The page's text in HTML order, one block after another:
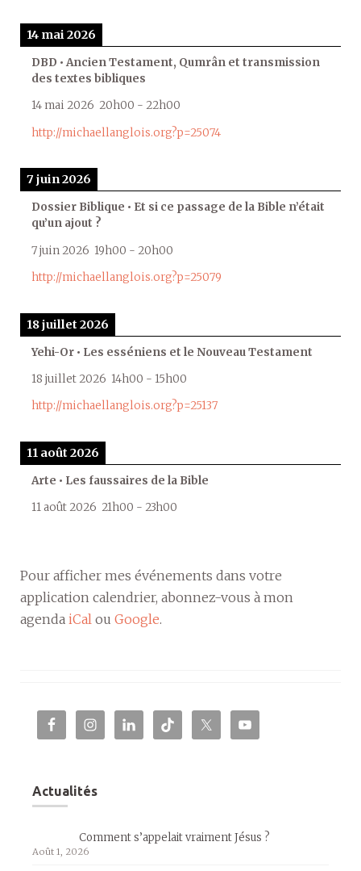
14 mai 2026
DBD • Ancien Testament, Qumrân et transmission
des textes bibliques
14 mai 2026 20h00 - 22h00
http://michaellanglois.org?p=25074
7 juin 2026
Dossier Biblique • Et si ce passage de la Bible n’était
qu’un ajout ?
7 juin 2026 19h00 - 20h00
http://michaellanglois.org?p=25079
18 juillet 2026
Yehi-Or • Les esséniens et le Nouveau Testament
18 juillet 2026 14h00 - 15h00
http://michaellanglois.org?p=25137
11 août 2026
Arte • Les faussaires de la Bible
11 août 2026 21h00 - 23h00
Pour afficher mes événements dans votre
application calendrier, abonnez-vous à mon
agenda iCal ou Google.
Actualités
Comment s’appelait vraiment Jésus ?
Août 1, 2026